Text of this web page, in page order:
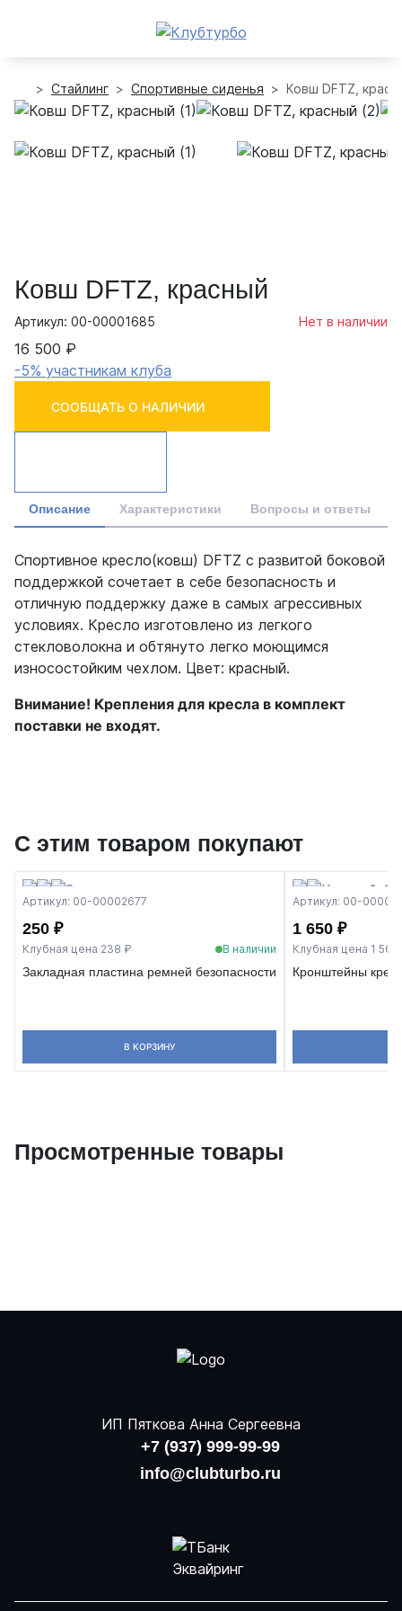
Стайлинг Спортивные сиденья Ковш DFTZ,
Ковш DFTZ, красный
Артикул: 00-00001685 Нет в наличии
16 500 ₽
-5% участникам клуба
СООБЩАТЬ О НАЛИЧИИ
Описание Характеристики Вопросы и ответы
Спортивное кресло(ковш) DFTZ с развитой боковой
поддержкой сочетает в себе безопасность и
отличную поддержку даже в самых агрессивных
условиях. Кресло изготовлено из легкого
стекловолокна и обтянуто легко моющимся
износостойким чехлом. Цвет: красный.
Внимание! Крепления для кресла в комплект
поставки не входят.
С этим товаром покупают
Артикул: 00-00002677
250 ₽
Клубная цена 238 ₽ В наличии
Закладная пластина ремней безопасности
В КОРЗИНУ
Артикул: 00-
1 650 ₽
Клубная цена 1
Кронштейны
Просмотренные товары
ИП Пяткова Анна Сергеевна
+7 (937) 999-99-99
info@clubturbo.ru